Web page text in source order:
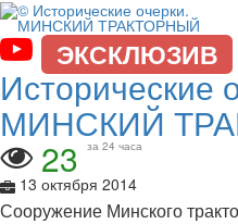
ЭКСКЛЮЗИВ
Исторические
МИНСКИЙ
23 за 24 часа
13 октября 2014
Сооружение Минского